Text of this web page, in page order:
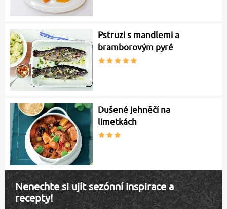
Pstruzi s mandlemi a
bramborovým pyré
Dušené jehněčí na
limetkách
Nenechte si ujít sezónní inspirace a
recepty!